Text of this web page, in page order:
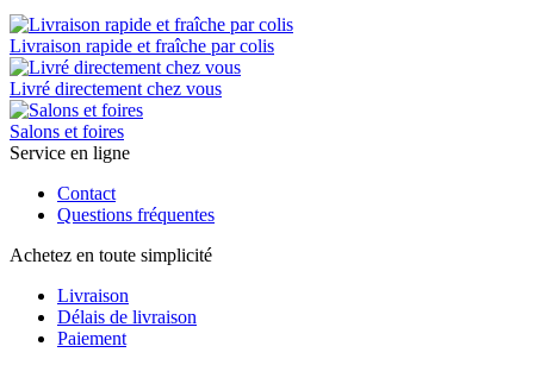
Livraison rapide et fraîche par colis
Livré directement chez vous
Salons et foires
Service en ligne
Contact
Questions fréquentes
Achetez en toute simplicité
Livraison
Délais de livraison
Paiement